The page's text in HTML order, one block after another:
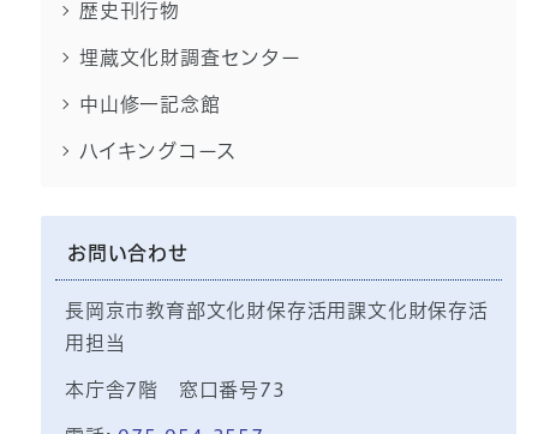
歴史刊行物
埋蔵文化財調査センター
中山修一記念館
ハイキングコース
お問い合わせ
長岡京市教育部文化財保存活用課文化財保存活
用担当
本庁舎7階 窓口番号73